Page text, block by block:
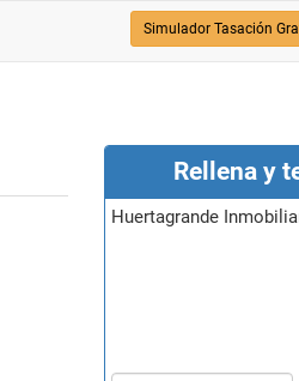
Simulador Tasación
Rellena y
Huertagrande